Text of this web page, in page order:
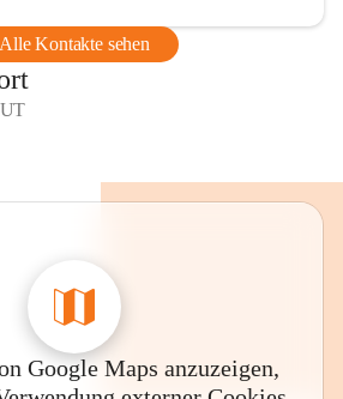
Alle Kontakte sehen
Google Maps anzuzeigen,